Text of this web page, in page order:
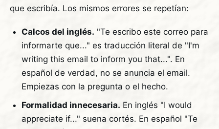
que escribía. Los mismos errores se repetían:
Calcos del inglés. "Te escribo este correo para
informarte que..." es traducción literal de "I'm
writing this email to inform you that...". En
español de verdad, no se anuncia el email.
Empiezas con la pregunta o el hecho.
Formalidad innecesaria. En inglés "I would
appreciate if..." suena cortés. En español "Te